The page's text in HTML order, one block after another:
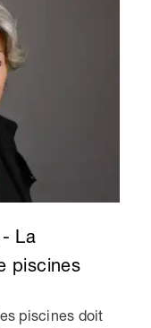
La
piscines
piscines doit